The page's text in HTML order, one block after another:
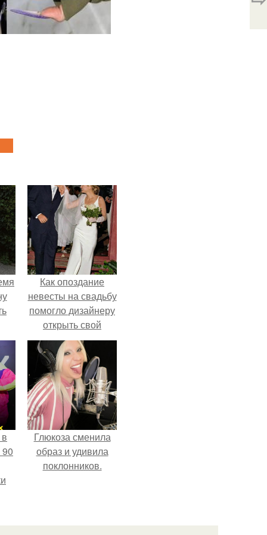
Как опоздание
невесты на свадьбу
помогло дизайнеру
открыть свой
бренд.
Глюкоза сменила
образ и удивила
поклонников.